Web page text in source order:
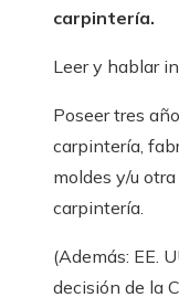
carpintería.
Leer y hablar
Poseer tres
carpintería,
moldes y/u
carpintería.
(Además: EE.
decisión de la